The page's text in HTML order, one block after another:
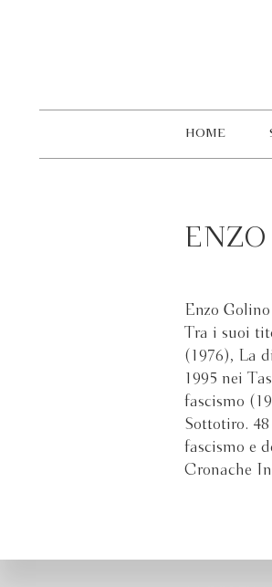
HOME
Enzo
Tra i suoi
(1976), La
1995 nei
fascismo
Sottotiro.
fascismo e
Cronache